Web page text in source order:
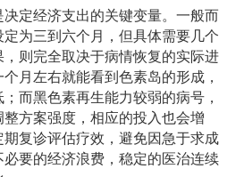
定经济支出的关键变量。一般而
为三到六个月，但具体需要几个
则完全取决于病情恢复的实际进
月左右就能看到色素岛的形成，
而黑色素再生能力较弱的病号，
方案强度，相应的投入也会增
复诊评估疗效，避免因急于求成
要的经济浪费，稳定的医治连续